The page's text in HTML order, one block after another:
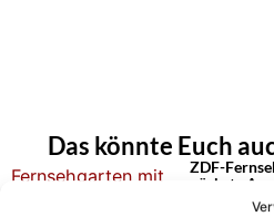
Das könnte Euch
ZDF-
nächste
schon